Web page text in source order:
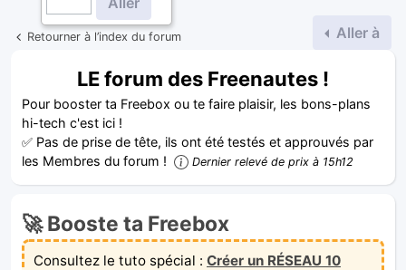
Retourner à l’index du forum Aller à
LE forum des Freenautes !
Pour booster ta Freebox ou te faire plaisir, les bons-plans
hi-tech c'est ici !
✅ Pas de prise de tête, ils ont été testés et approuvés par
les Membres du forum !
Dernier relevé de prix à 15h12
🚀 Booste ta Freebox
Consultez le tuto spécial : Créer un RÉSEAU 10